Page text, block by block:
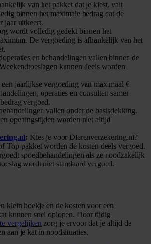
van het pakket dat je kiest, valt
binnen het maximale bedrag dat de
jaar uitkeert.
wordt volledig gedekt binnen het
De vergoeding is afhankelijk van het
en behandelingen vallen binnen de
kunnen deels worden
een jaarlijkse vergoeding van maximaal €
operaties en consulten samen
vergoed.
vallen onder de basisdekking.
openingstijden worden niet altijd
: Kies je voor Dierenverzekering.nl?
Top-pakket worden de kosten deels vergoed.
spoedbehandelingen als ze noodzakelijk
wordt niet standaard vergoed.
klein hoekje en de kosten voor een
kunnen snel oplopen. Door tijdig
vergelijken zorg je ervoor dat je altijd de
aan je kat in noodsituaties.